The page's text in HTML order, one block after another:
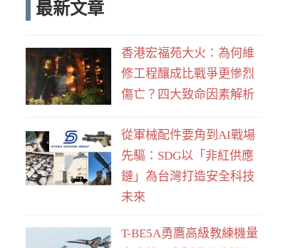
e
o
o
k
d
最新文章
香港宏福苑大火：為何維
修工程釀成比戰爭更慘烈
傷亡？四大致命因素解析
從軍械配件要角到AI戰場
先驅：SDG以「非紅供應
鏈」為台灣打造安全科技
未來
T-BE5A勇鷹高級教練機量